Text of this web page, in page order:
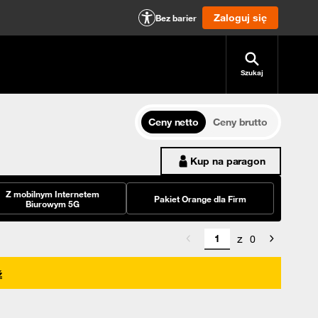
Bez barier Zaloguj się
Szukaj
Ceny netto
Ceny brutto
Kup na paragon
Z mobilnym Internetem
Biurowym 5G
Pakiet Orange dla Firm
z 0